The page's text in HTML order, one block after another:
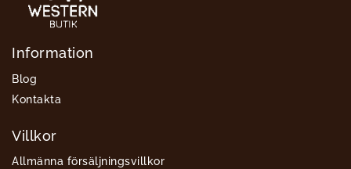
Information
Blog
Kontakta
Villkor
Allmänna försäljningsvillkor